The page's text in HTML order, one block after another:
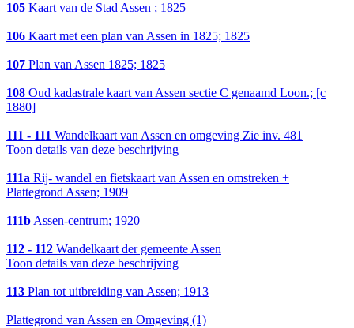
105 Kaart van de Stad Assen ; 1825
106 Kaart met een plan van Assen in 1825; 1825
107 Plan van Assen 1825; 1825
108 Oud kadastrale kaart van Assen sectie C genaamd Loon.; [c
1880]
111 - 111 Wandelkaart van Assen en omgeving Zie inv. 481
Toon details van deze beschrijving
111a Rij- wandel en fietskaart van Assen en omstreken +
Plattegrond Assen; 1909
111bAssen-centrum; 1920
112 - 112 Wandelkaart der gemeente Assen
Toon details van deze beschrijving
113 Plan tot uitbreiding van Assen; 1913
Plattegrond van Assen en Omgeving (1)